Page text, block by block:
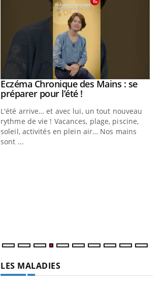
Les médicaments GLP-1 protègent-
ils aussi les os ?
Youtube
Eczéma Chronique des Mains : se
préparer pour l’été !Youtube
L'été arrive… et avec lui, un tout nouveau
rythme de vie ! Vacances, plage, piscine,
soleil, activités en plein air… Nos mains
sont ...
LES MALADIES